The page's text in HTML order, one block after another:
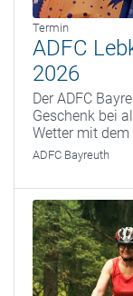
Termin
ADFC
2026
Der ADFC
Geschenk bei
Wetter mit
ADFC Bayreuth